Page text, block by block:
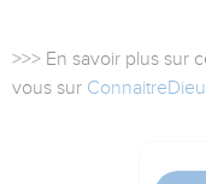
>>> En savoir plus sur
vous sur